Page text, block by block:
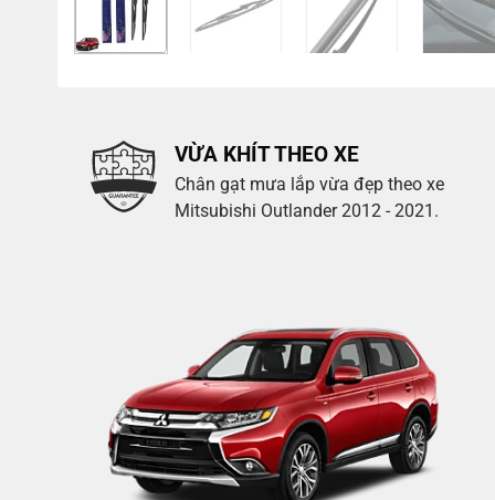
VỪA KHÍT THEO XE
Chân gạt mưa lắp vừa đẹp theo xe
Mitsubishi Outlander 2012 - 2021.